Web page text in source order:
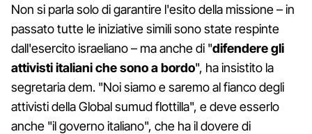
Non si parla solo di garantire l'esito della missione – in
passato tutte le iniziative simili sono state respinte
dall'esercito israeliano – ma anche di "difendere gli
attivisti italiani che sono a bordo", ha insistito la
segretaria dem. "Noi siamo e saremo al fianco degli
attivisti della Global sumud flottilla", e deve esserlo
anche "il governo italiano", che ha il dovere di